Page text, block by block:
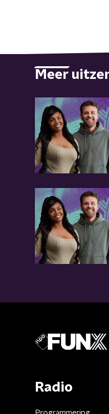
Meer
Radio
Programmering